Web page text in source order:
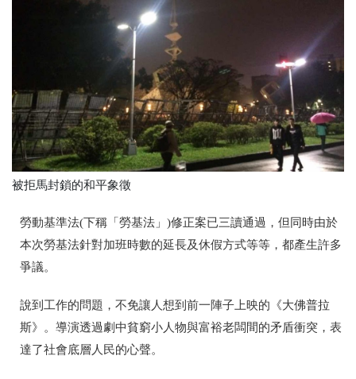
被拒馬封鎖的和平象徵
勞動基準法(下稱「勞基法」 )修正案已三讀通過，但同時由於
本次勞基法針對加班時數的延長及休假方式等等，都產生許多
爭議。
說到工作的問題，不免讓人想到前一陣子上映的《大佛普拉
斯》。導演透過劇中貧窮小人物與富裕老闆間的矛盾衝突，表
達了社會底層人民的心聲。